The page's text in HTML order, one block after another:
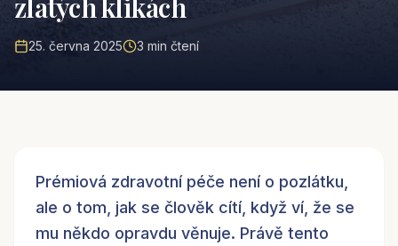
zlatých klikách
25. června 2025 3 min čtení
Prémiová zdravotní péče není o pozlátku,
ale o tom, jak se člověk cítí, když ví, že se
mu někdo opravdu věnuje. Právě tento